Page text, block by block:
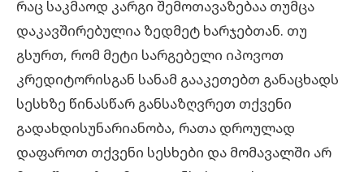
რაც საკმაოდ კარგი შემოთავაზებაა თუმცა
დაკავშირებულია ზედმეტ ხარჯებთან. თუ
გსურთ, რომ მეტი სარგებელი იპოვოთ
კრედიტორისგან სანამ გააკეთებთ განაცხადს
სესხზე წინასწარ განსაზღვრეთ თქვენი
გადახდისუნარიანობა, რათა დროულად
დაფაროთ თქვენი სესხები და მომავალში არ